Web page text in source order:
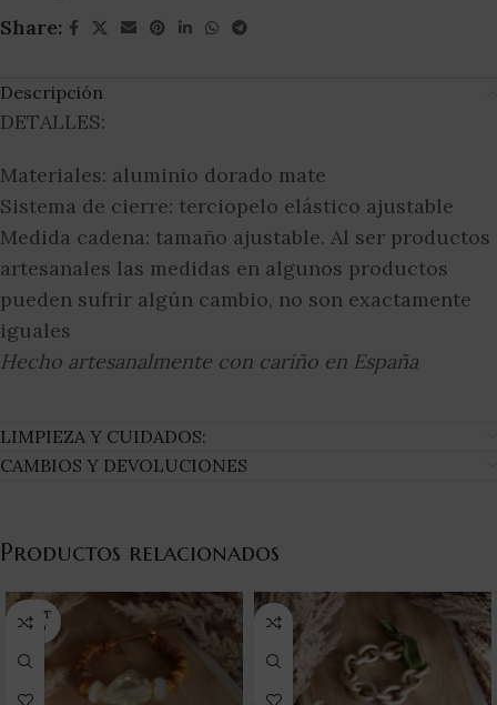
Share:
Descripción
DETALLES:
Materiales: aluminio dorado mate
Sistema de cierre: terciopelo elástico ajustable
Medida cadena: tamaño ajustable. Al ser productos
artesanales las medidas en algunos productos
pueden sufrir algún cambio, no son exactamente
iguales
Hecho artesanalmente con cariño en España
LIMPIEZA Y CUIDADOS:
CAMBIOS Y DEVOLUCIONES
Productos relacionados
AGOT
ADO